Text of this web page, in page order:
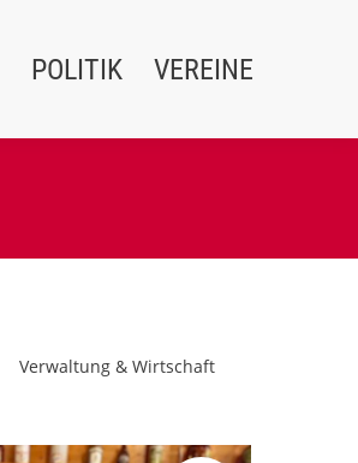
POLITIK VEREINE
Verwaltung & Wirtschaft